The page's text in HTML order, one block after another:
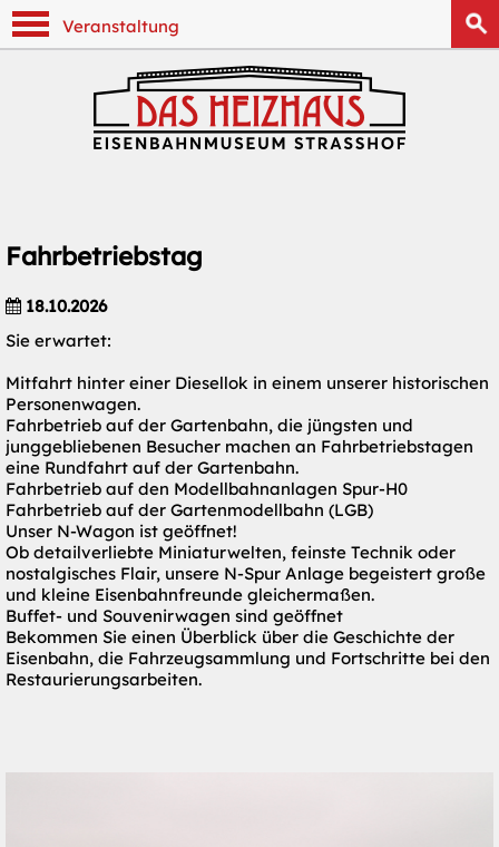
Navigation anzeigen
Veranstaltung
Fahrbetriebstag
18.10.2026
Sie erwartet:
Mitfahrt hinter einer Diesellok in einem unserer historischen
Personenwagen.
Fahrbetrieb auf der Gartenbahn, die jüngsten und
junggebliebenen Besucher machen an Fahrbetriebstagen
eine Rundfahrt auf der Gartenbahn.
Fahrbetrieb auf den Modellbahnanlagen Spur-H0
Fahrbetrieb auf der Gartenmodellbahn (LGB)
Unser N-Wagon ist geöffnet!
Ob detailverliebte Miniaturwelten, feinste Technik oder
nostalgisches Flair, unsere N-Spur Anlage begeistert große
und kleine Eisenbahnfreunde gleichermaßen.
Buffet- und Souvenirwagen sind geöffnet
Bekommen Sie einen Überblick über die Geschichte der
Eisenbahn, die Fahrzeugsammlung und Fortschritte bei den
Restaurierungsarbeiten.